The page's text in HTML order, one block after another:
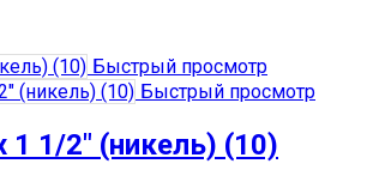
Быстрый просмотр
Быстрый просмотр
1 1/2″ (никель) (10)